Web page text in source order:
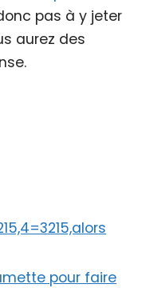
pas à y jeter
aurez des
pour faire